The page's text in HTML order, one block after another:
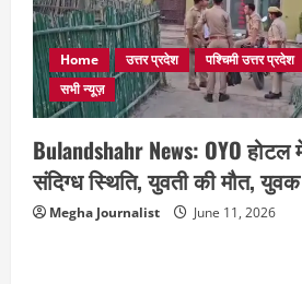
Home उत्तर प्रदेश पश्चिमी उत्तर प्रदेश
सभी न्यूज़
Bulandshahr News: OYO होटल
संदिग्ध स्थिति, युवती की मौत,
Megha Journalist June 11, 2026